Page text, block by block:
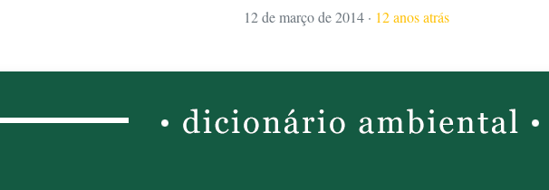
12 de março de 2014 · 12 anos atrás